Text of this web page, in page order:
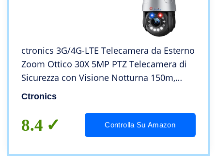
ctronics 3G/4G-LTE Telecamera da Esterno
Zoom Ottico 30X 5MP PTZ Telecamera di
Sicurezza con Visione Notturna 150m,
Rilevamento Umano, Auto Tracking, Preset
Ctronics
8.4 Controlla Su Amazon